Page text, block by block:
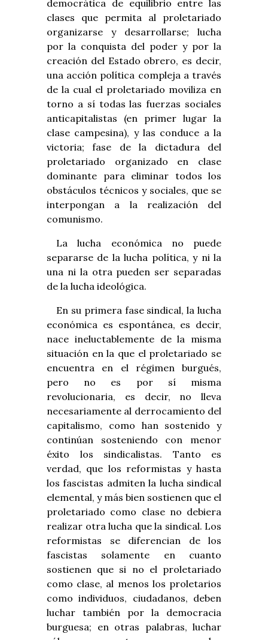
democrática de equilibrio entre las
clases que permita al proletariado
organizarse y desarrollarse; lucha
por la conquista del poder y por la
creación del Estado obrero, es decir,
una acción política compleja a través
de la cual el proletariado moviliza en
torno a sí todas las fuerzas sociales
anticapitalistas (en primer lugar la
clase campesina), y las conduce a la
victoria; fase de la dictadura del
proletariado organizado en clase
dominante para eliminar todos los
obstáculos técnicos y sociales, que se
interpongan a la realización del
comunismo.
La lucha económica no puede
separarse de la lucha política, y ni la
una ni la otra pueden ser separadas
de la lucha ideológica.
En su primera fase sindical, la lucha
económica es espontánea, es decir,
nace ineluctablemente de la misma
situación en la que el proletariado se
encuentra en el régimen burgués,
pero no es por sí misma
revolucionaria, es decir, no lleva
necesariamente al derrocamiento del
capitalismo, como han sostenido y
continúan sosteniendo con menor
éxito los sindicalistas. Tanto es
verdad, que los reformistas y hasta
los fascistas admiten la lucha sindical
elemental, y más bien sostienen que el
proletariado como clase no debiera
realizar otra lucha que la sindical. Los
reformistas se diferencian de los
fascistas solamente en cuanto
sostienen que si no el proletariado
como clase, al menos los proletarios
como individuos, ciudadanos, deben
luchar también por la democracia
burguesa; en otras palabras, luchar